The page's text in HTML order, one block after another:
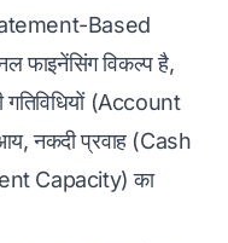
Based
फाइनेंसिंग विकल्प है,
(Account
नकदी प्रवाह (Cash
Capacity) का